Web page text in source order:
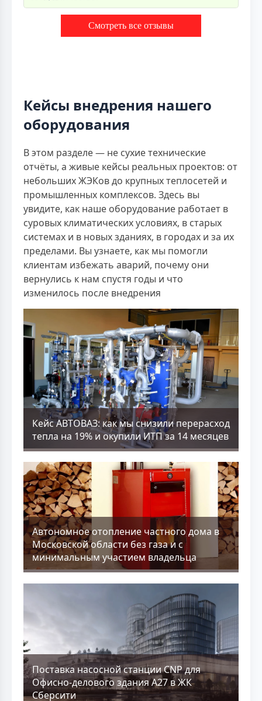
Смотреть все отзывы
Кейсы внедрения нашего
оборудования
В этом разделе — не сухие технические
отчёты, а живые кейсы реальных проектов: от
небольших ЖЭКов до крупных теплосетей и
промышленных комплексов. Здесь вы
увидите, как наше оборудование работает в
суровых климатических условиях, в старых
системах и в новых зданиях, в городах и за их
пределами. Вы узнаете, как мы помогли
клиентам избежать аварий, почему они
вернулись к нам спустя годы и что
изменилось после внедрения
Кейс АВТОВАЗ: как мы снизили перерасход
тепла на 19% и окупили ИТП за 14 месяцев
Aвтономное отопление частного дома в
Московской области без газа и с
минимальным участием владельца
Поставка насосной станции CNP для
Офисно-делового здания А27 в ЖК
Сберсити